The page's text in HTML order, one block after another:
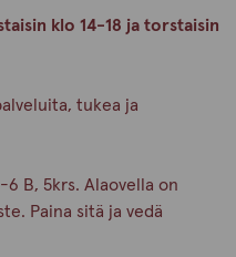
klo 14-18 ja torstaisin
tukea ja
B, 5krs. Alaovella on
Paina sitä ja vedä